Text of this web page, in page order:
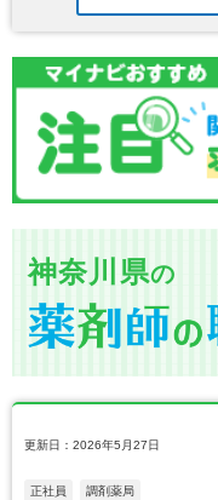
神奈川県の
更新日：2026年5月27日
正社員 調剤薬局